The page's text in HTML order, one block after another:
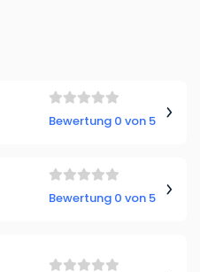
Bewertung 0 von 5
Bewertung 0 von 5